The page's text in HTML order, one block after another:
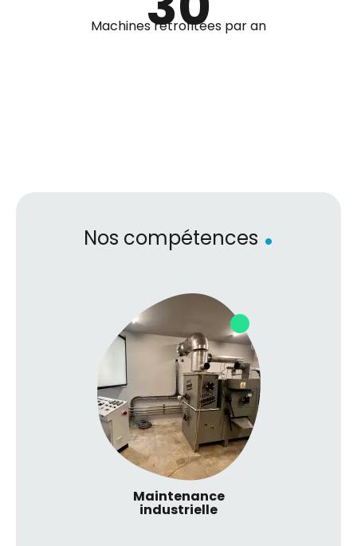
Machines rétrofitées par an
Nos compétences .
Maintenance
industrielle